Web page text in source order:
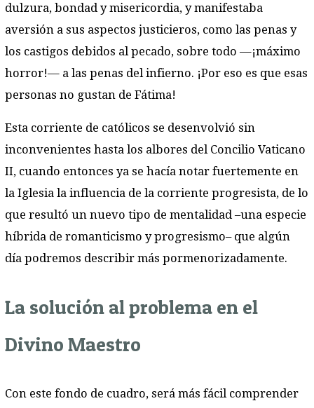
dulzura, bondad y misericordia, y manifestaba
aversión a sus aspectos justicieros, como las penas y
los castigos debidos al pecado, sobre todo —¡máximo
horror!— a las penas del infierno. ¡Por eso es que esas
personas no gustan de Fátima!
Esta corriente de católicos se desenvolvió sin
inconvenientes hasta los albores del Concilio Vaticano
II, cuando entonces ya se hacía notar fuertemente en
la Iglesia la influencia de la corriente progresista, de lo
que resultó un nuevo tipo de mentalidad –una especie
híbrida de romanticismo y progresismo– que algún
día podremos describir más pormenorizadamente.
La solución al problema en el
Divino Maestro
Con este fondo de cuadro, será más fácil comprender